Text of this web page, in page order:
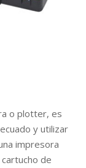
o plotter, es
y utilizar
impresora
de